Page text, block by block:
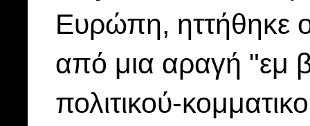
Ευρώπη, ηττήθηκε
από μια αραγή "εμ
πολιτικού-